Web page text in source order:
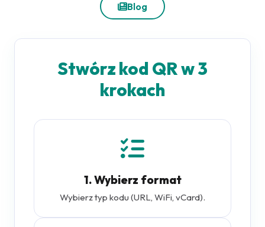
Blog
Stwórz kod QR w 3
krokach
1. Wybierz format
Wybierz typ kodu (URL, WiFi, vCard).